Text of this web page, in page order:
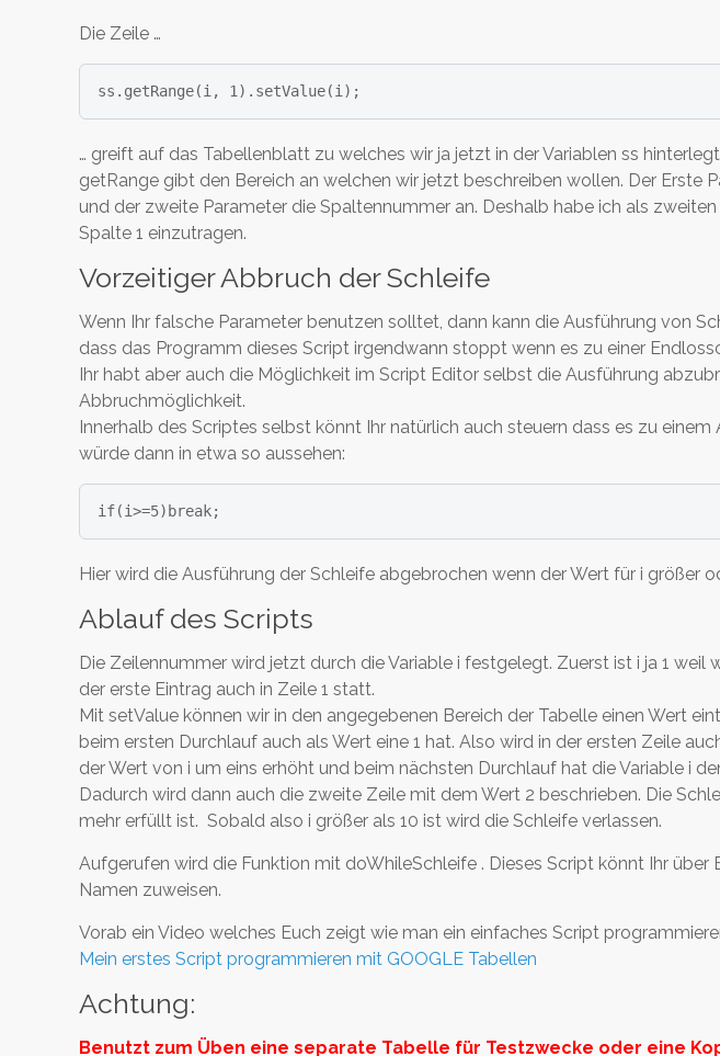
Die Zeile …
ss.getRange(i, 1).setValue(i);
… greift auf das Tabellenblatt zu welches wir ja jetzt in der Variablen ss
getRange gibt den Bereich an welchen wir jetzt beschreiben wollen. Der Erste
und der zweite Parameter die Spaltennummer an. Deshalb habe ich als
Spalte 1 einzutragen.
Vorzeitiger Abbruch der Schleife
Wenn Ihr falsche Parameter benutzen solltet, dann kann die Ausführung von
dass das Programm dieses Script irgendwann stoppt wenn es zu einer
Ihr habt aber auch die Möglichkeit im Script Editor selbst die Ausführung
Abbruchmöglichkeit.
Innerhalb des Scriptes selbst könnt Ihr natürlich auch steuern dass es zu
würde dann in etwa so aussehen:
if(i>=5)break;
Hier wird die Ausführung der Schleife abgebrochen wenn der Wert für i größer
Ablauf des Scripts
Die Zeilennummer wird jetzt durch die Variable i festgelegt. Zuerst ist i ja 1 weil
der erste Eintrag auch in Zeile 1 statt.
Mit setValue können wir in den angegebenen Bereich der Tabelle einen Wert
beim ersten Durchlauf auch als Wert eine 1 hat. Also wird in der ersten Zeile
der Wert von i um eins erhöht und beim nächsten Durchlauf hat die Variable i
Dadurch wird dann auch die zweite Zeile mit dem Wert 2 beschrieben. Die
mehr erfüllt ist. Sobald also i größer als 10 ist wird die Schleife verlassen.
Aufgerufen wird die Funktion mit doWhileSchleife . Dieses Script könnt Ihr
Namen zuweisen.
Vorab ein Video welches Euch zeigt wie man ein einfaches Script
Mein erstes Script programmieren mit GOOGLE Tabellen
Achtung:
Benutzt zum Üben eine separate Tabelle für Testzwecke oder eine